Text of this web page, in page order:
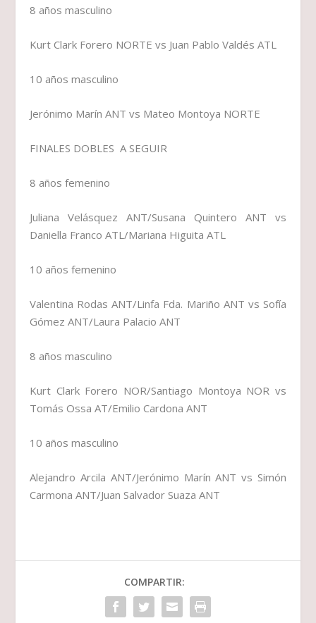
8 años masculino
Kurt Clark Forero NORTE vs Juan Pablo Valdés ATL
10 años masculino
Jerónimo Marín ANT vs Mateo Montoya NORTE
FINALES DOBLES A SEGUIR
8 años femenino
Juliana Velásquez ANT/Susana Quintero ANT vs
Daniella Franco ATL/Mariana Higuita ATL
10 años femenino
Valentina Rodas ANT/Linfa Fda. Mariño ANT vs Sofía
Gómez ANT/Laura Palacio ANT
8 años masculino
Kurt Clark Forero NOR/Santiago Montoya NOR vs
Tomás Ossa AT/Emilio Cardona ANT
10 años masculino
Alejandro Arcila ANT/Jerónimo Marín ANT vs Simón
Carmona ANT/Juan Salvador Suaza ANT
COMPARTIR: